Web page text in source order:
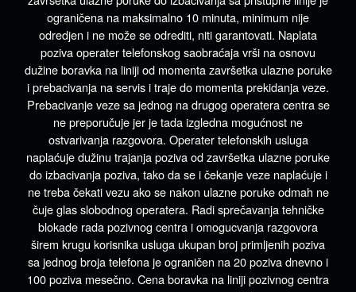
ograničena na maksimalno 10 minuta, minimum nije
odredjen i ne može se odrediti, niti garantovati. Naplata
poziva operater telefonskog saobraćaja vrši na osnovu
dužine boravka na liniji od momenta završetka ulazne poruke
i prebacivanja na servis i traje do momenta prekidanja veze.
Prebacivanje veze sa jednog na drugog operatera centra se
ne preporučuje jer je tada izgledna mogućnost ne
ostvarivanja razgovora. Operater telefonskih usluga
naplaćuje dužinu trajanja poziva od završetka ulazne poruke
do izbacivanja poziva, tako da se i čekanje veze naplaćuje i
ne treba čekati vezu ako se nakon ulazne poruke odmah ne
čuje glas slobodnog operatera. Radi sprečavanja tehničke
blokade rada pozivnog centra i omogucvanja razgovora
širem krugu korisnika usluga ukupan broj primljenih poziva
sa jednog broja telefona je ograničen na 20 poziva dnevno i
100 poziva mesečno. Cena boravka na liniji pozivnog centra